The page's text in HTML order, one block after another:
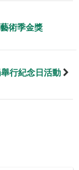
術季金獎
行紀念日活動